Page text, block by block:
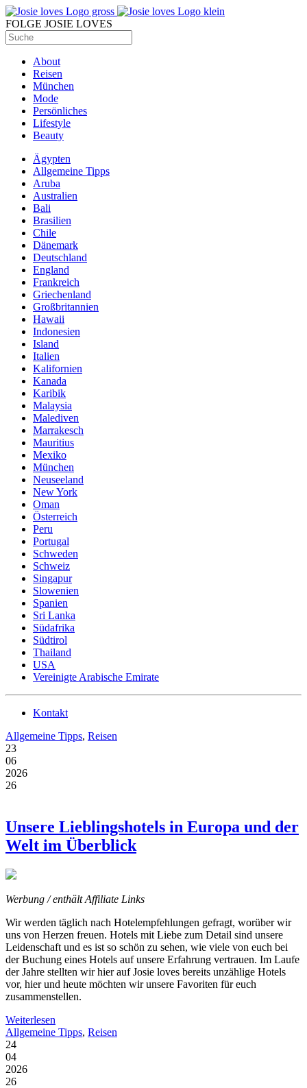
FOLGE JOSIE LOVES
About
Reisen
München
Mode
Persönliches
Lifestyle
Beauty
Ägypten
Allgemeine Tipps
Aruba
Australien
Bali
Brasilien
Chile
Dänemark
Deutschland
England
Frankreich
Griechenland
Großbritannien
Hawaii
Indonesien
Island
Italien
Kalifornien
Kanada
Karibik
Malaysia
Malediven
Marrakesch
Mauritius
Mexiko
München
Neuseeland
New York
Oman
Österreich
Peru
Portugal
Schweden
Schweiz
Singapur
Slowenien
Spanien
Sri Lanka
Südafrika
Südtirol
Thailand
USA
Vereinigte Arabische Emirate
Kontakt
Allgemeine Tipps, Reisen
23
06
2026
26
Unsere Lieblingshotels in Europa und der
Welt im Überblick
Werbung / enthält Affiliate Links
Wir werden täglich nach Hotelempfehlungen gefragt, worüber wir
uns von Herzen freuen. Hotels mit Liebe zum Detail sind unsere
Leidenschaft und es ist so schön zu sehen, wie viele von euch bei
der Buchung eines Hotels auf unsere Erfahrung vertrauen. Im Laufe
der Jahre stellten wir hier auf Josie loves bereits unzählige Hotels
vor, hier und heute möchten wir unsere Favoriten für euch
zusammenstellen.
Weiterlesen
Allgemeine Tipps, Reisen
24
04
2026
26